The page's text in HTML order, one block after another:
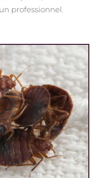
professionnel.